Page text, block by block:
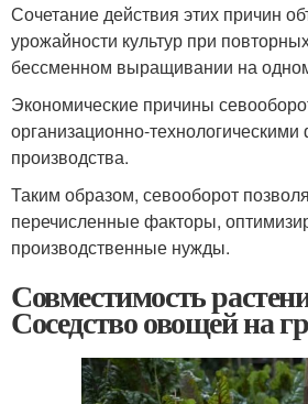
Сочетание действия этих причин
урожайности культур при
бессменном выращивании на
Экономические причины
организационно-
производства.
Таким образом, севооборот
перечисленные факторы,
производственные нужды.
Совместимость
Соседство овощей на